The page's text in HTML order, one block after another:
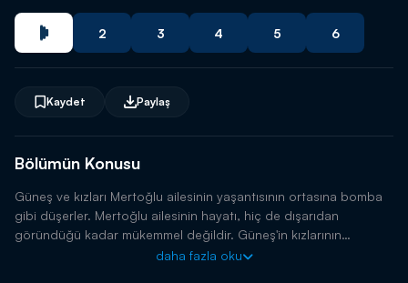
Bölümün Konusu
Güneş ve kızları Mertoğlu ailesinin yaşantısının ortasına bomba
gibi düşerler. Mertoğlu ailesinin hayatı, hiç de dışarıdan
göründüğü kadar mükemmel değildir. Güneş'in kızlarının
gelişiyle, tüm dengeler değişecek ve bütün sırlar ortaya
daha fazla oku
Kaydet Paylaş
2 3 4 5 6